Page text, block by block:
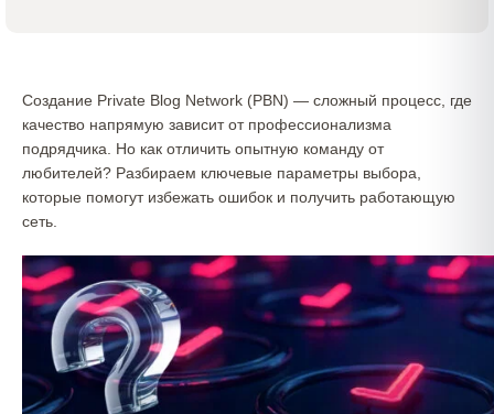
Создание Private Blog Network (PBN) — сложный процесс, где
качество напрямую зависит от профессионализма
подрядчика. Но как отличить опытную команду от
любителей? Разбираем ключевые параметры выбора,
которые помогут избежать ошибок и получить работающую
сеть.